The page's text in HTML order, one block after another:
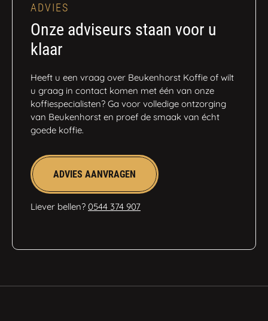
ADVIES
Onze adviseurs staan voor u
klaar
Heeft u een vraag over Beukenhorst Koffie of wilt
u graag in contact komen met één van onze
koffiespecialisten? Ga voor volledige ontzorging
van Beukenhorst en proef de smaak van écht
goede koffie.
ADVIES AANVRAGEN
Liever bellen? 0544 374 907